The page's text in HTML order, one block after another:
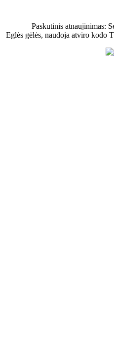
Paskutinis atnaujinimas:
Eglės gėlės, naudoja atviro kodo